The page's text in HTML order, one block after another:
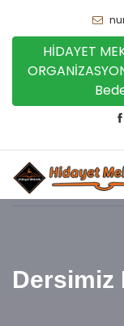
HİDAYET
Dersimiz